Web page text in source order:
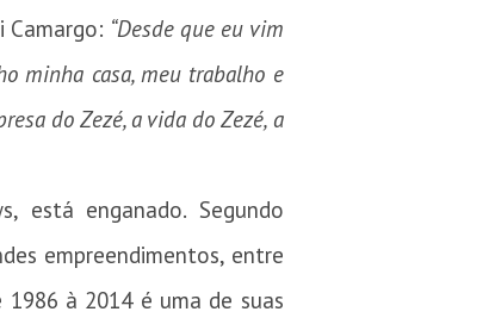
Camargo: “Desde que eu vim
minha casa, meu trabalho e
do Zezé, a vida do Zezé, a
está enganado. Segundo
empreendimentos, entre
à 2014 é uma de suas